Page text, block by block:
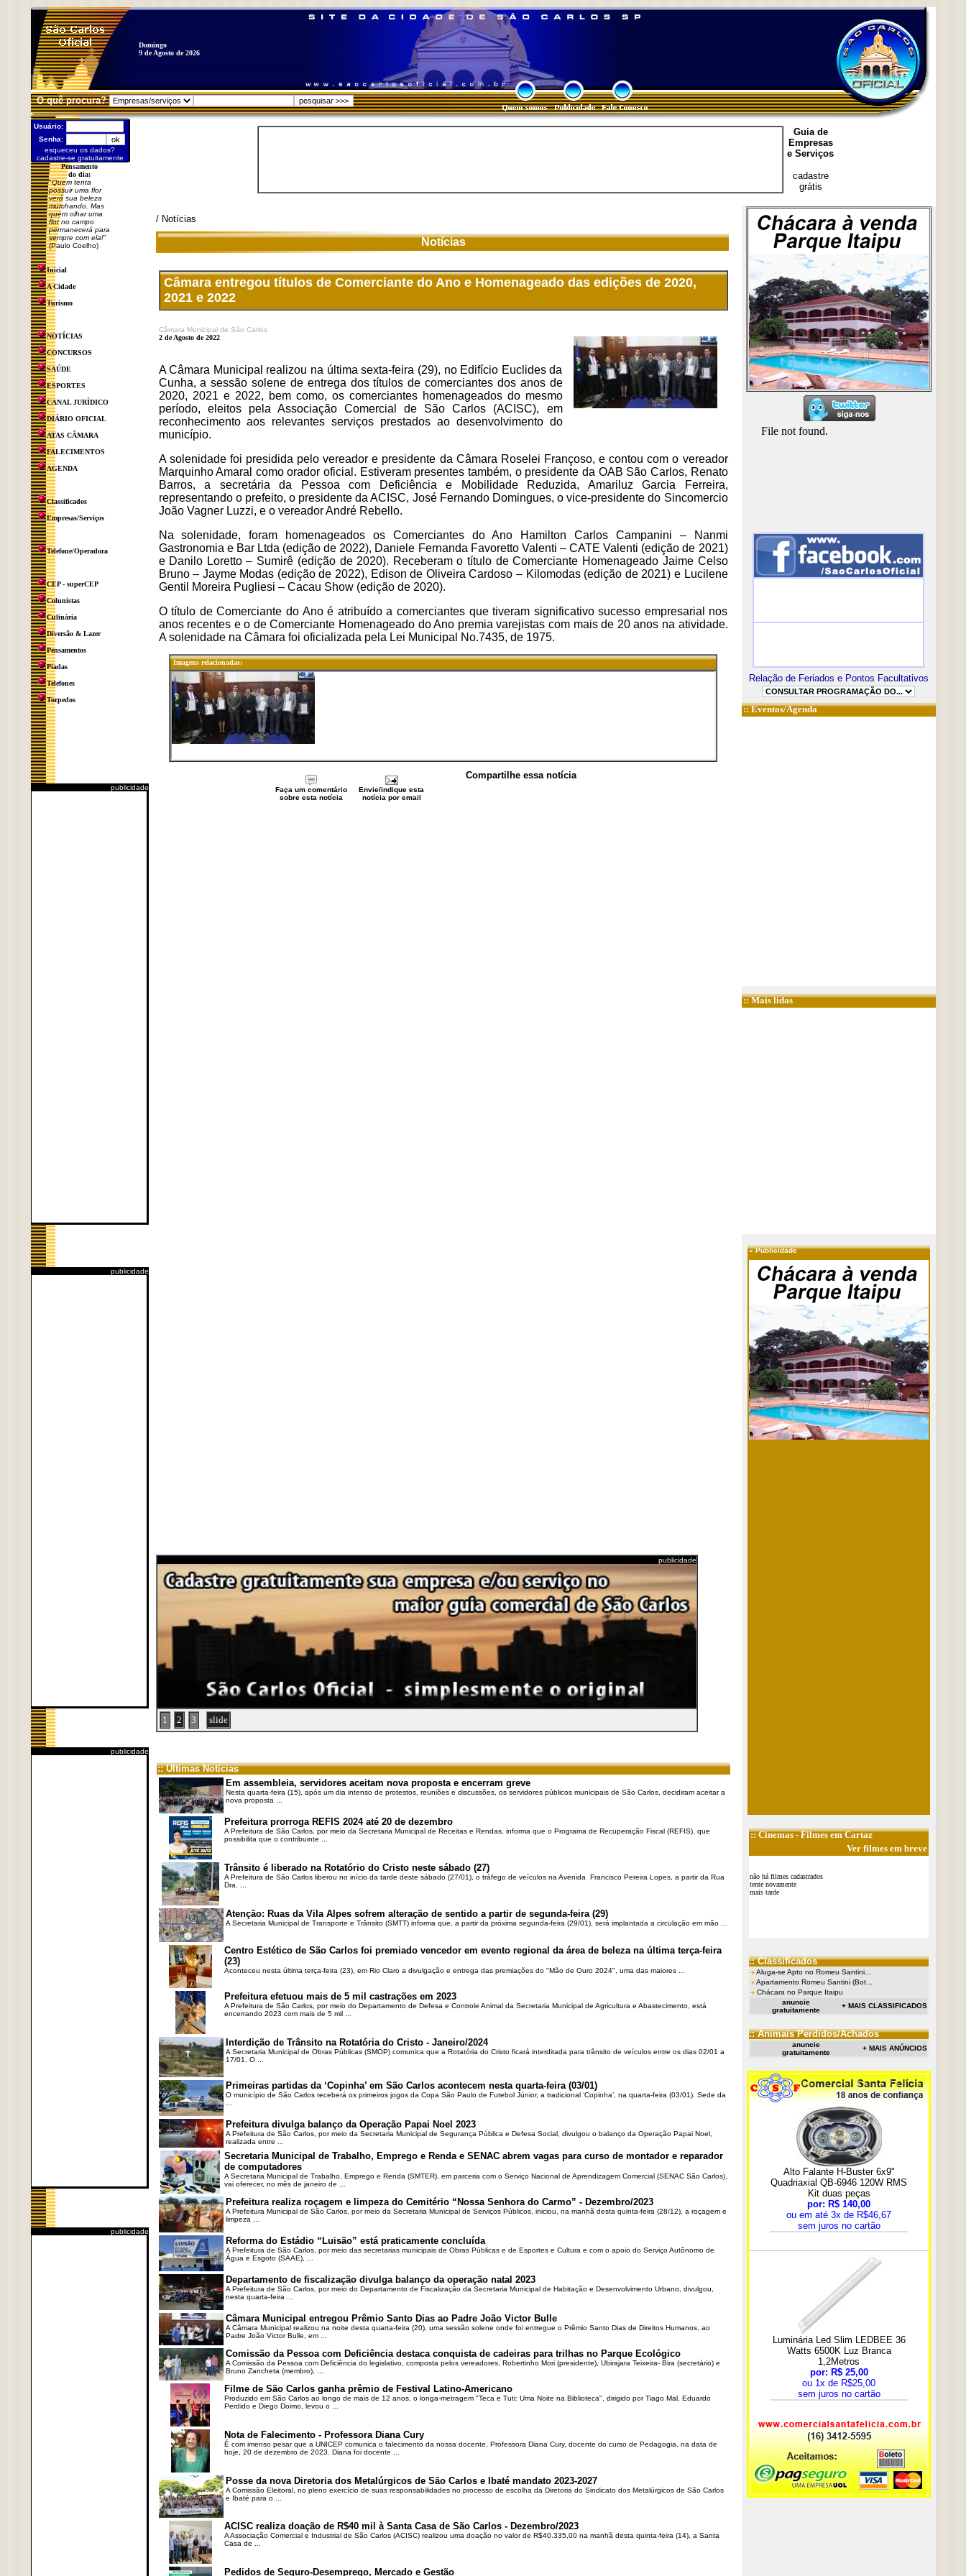
Domingo
9 de Agosto de 2026
O quê procura?
Usuário:
Senha:
esqueceu os dados?
cadastre-se gratuitamente
Pensamento
do dia:
"Quem tenta
possuir uma flor
verá sua beleza
murchando. Mas
quem olhar uma
flor no campo
permanecerá para
sempre com ela!"
(Paulo Coelho)
Inicial
A Cidade
Turismo
NOTÍCIAS
CONCURSOS
SAÚDE
ESPORTES
CANAL JURÍDICO
DIÁRIO OFICIAL
ATAS CÂMARA
FALECIMENTOS
AGENDA
Classificados
Empresas/Serviços
Telefone/Operadora
CEP - superCEP
Colunistas
Culinária
Diversão & Lazer
Pensamentos
Piadas
Telefones
Torpedos
publicidade
publicidade
publicidade
publicidade
Guia de
Empresas
e Serviços
cadastre
grátis
/ Notícias
Notícias
Câmara entregou títulos de Comerciante do Ano e Homenageado das edições de 2020,
2021 e 2022
Câmara Municipal de São Carlos
2 de Agosto de 2022
A Câmara Municipal realizou na última sexta-feira (29), no Edifício Euclides da
Cunha, a sessão solene de entrega dos títulos de comerciantes dos anos de
2020, 2021 e 2022, bem como, os comerciantes homenageados do mesmo
período, eleitos pela Associação Comercial de São Carlos (ACISC), em
reconhecimento aos relevantes serviços prestados ao desenvolvimento do
município.
A solenidade foi presidida pelo vereador e presidente da Câmara Roselei Françoso, e contou com o vereador
Marquinho Amaral como orador oficial. Estiveram presentes também, o presidente da OAB São Carlos, Renato
Barros, a secretária da Pessoa com Deficiência e Mobilidade Reduzida, Amariluz Garcia Ferreira,
representando o prefeito, o presidente da ACISC, José Fernando Domingues, o vice-presidente do Sincomercio
João Vagner Luzzi, e o vereador André Rebello.
Na solenidade, foram homenageados os Comerciantes do Ano Hamilton Carlos Campanini – Nanmi
Gastronomia e Bar Ltda (edição de 2022), Daniele Fernanda Favoretto Valenti – CATE Valenti (edição de 2021)
e Danilo Loretto – Sumirê (edição de 2020). Receberam o título de Comerciante Homenageado Jaime Celso
Bruno – Jayme Modas (edição de 2022), Edison de Oliveira Cardoso – Kilomodas (edição de 2021) e Lucilene
Gentil Moreira Pugliesi – Cacau Show (edição de 2020).
O título de Comerciante do Ano é atribuído a comerciantes que tiveram significativo sucesso empresarial nos
anos recentes e o de Comerciante Homenageado do Ano premia varejistas com mais de 20 anos na atividade.
A solenidade na Câmara foi oficializada pela Lei Municipal No.7435, de 1975.
Imagens relacionadas:
Compartilhe essa notícia
Faça um comentário
sobre esta notícia
Envie/indique esta
notícia por email
publicidade
1 2 3 slide
:: Últimas Notícias
Em assembleia, servidores aceitam nova proposta e encerram greve
Nesta quarta-feira (15), após um dia intenso de protestos, reuniões e discussões, os servidores públicos municipais de São Carlos, decidiram aceitar a
nova proposta ...
Prefeitura prorroga REFIS 2024 até 20 de dezembro
A Prefeitura de São Carlos, por meio da Secretaria Municipal de Receitas e Rendas, informa que o Programa de Recuperação Fiscal (REFIS), que
possibilita que o contribuinte ...
Trânsito é liberado na Rotatório do Cristo neste sábado (27)
A Prefeitura de São Carlos liberou no início da tarde deste sábado (27/01), o tráfego de veículos na Avenida Francisco Pereira Lopes, a partir da Rua
Dra. ...
Atenção: Ruas da Vila Alpes sofrem alteração de sentido a partir de segunda-feira (29)
A Secretaria Municipal de Transporte e Trânsito (SMTT) informa que, a partir da próxima segunda-feira (29/01), será implantada a circulação em mão ...
Centro Estético de São Carlos foi premiado vencedor em evento regional da área de beleza na última terça-feira
(23)
Aconteceu nesta última terça-feira (23), em Rio Claro a divulgação e entrega das premiações do "Mão de Ouro 2024", uma das maiores ...
Prefeitura efetuou mais de 5 mil castrações em 2023
A Prefeitura de São Carlos, por meio do Departamento de Defesa e Controle Animal da Secretaria Municipal de Agricultura e Abastecimento, está
encerrando 2023 com mais de 5 mil ...
Interdição de Trânsito na Rotatória do Cristo - Janeiro/2024
A Secretaria Municipal de Obras Públicas (SMOP) comunica que a Rotatória do Cristo ficará interditada para trânsito de veículos entre os dias 02/01 a
17/01. O ...
Primeiras partidas da ‘Copinha’ em São Carlos acontecem nesta quarta-feira (03/01)
O município de São Carlos receberá os primeiros jogos da Copa São Paulo de Futebol Júnior, a tradicional ‘Copinha’, na quarta-feira (03/01). Sede da
Prefeitura divulga balanço da Operação Papai Noel 2023
A Prefeitura de São Carlos, por meio da Secretaria Municipal de Segurança Pública e Defesa Social, divulgou o balanço da Operação Papai Noel,
realizada entre ...
Secretaria Municipal de Trabalho, Emprego e Renda e SENAC abrem vagas para curso de montador e reparador
de computadores
A Secretaria Municipal de Trabalho, Emprego e Renda (SMTER), em parceria com o Serviço Nacional de Aprendizagem Comercial (SENAC São Carlos),
vai oferecer, no mês de janeiro de ...
Prefeitura realiza roçagem e limpeza do Cemitério “Nossa Senhora do Carmo” - Dezembro/2023
A Prefeitura Municipal de São Carlos, por meio da Secretaria Municipal de Serviços Públicos, iniciou, na manhã desta quinta-feira (28/12), a roçagem e
limpeza ...
Reforma do Estádio “Luisão” está praticamente concluída
A Prefeitura de São Carlos, por meio das secretarias municipais de Obras Públicas e de Esportes e Cultura e com o apoio do Serviço Autônomo de
Água e Esgoto (SAAE), ...
Departamento de fiscalização divulga balanço da operação natal 2023
A Prefeitura de São Carlos, por meio do Departamento de Fiscalização da Secretaria Municipal de Habitação e Desenvolvimento Urbano, divulgou,
nesta quarta-feira ...
Câmara Municipal entregou Prêmio Santo Dias ao Padre João Victor Bulle
A Câmara Municipal realizou na noite desta quarta-feira (20), uma sessão solene onde foi entregue o Prêmio Santo Dias de Direitos Humanos, ao
Padre João Victor Bulle, em ...
Comissão da Pessoa com Deficiência destaca conquista de cadeiras para trilhas no Parque Ecológico
A Comissão da Pessoa com Deficiência do legislativo, composta pelos vereadores, Robertinho Mori (presidente), Ubirajara Teixeira- Bira (secretário) e
Bruno Zancheta (membro), ...
Filme de São Carlos ganha prêmio de Festival Latino-Americano
Produzido em São Carlos ao longo de mais de 12 anos, o longa-metragem "Teca e Tuti: Uma Noite na Biblioteca", dirigido por Tiago Mal, Eduardo
Perdido e Diego Doimo, levou o ...
Nota de Falecimento - Professora Diana Cury
É com imenso pesar que a UNICEP comunica o falecimento da nossa docente, Professora Diana Cury, docente do curso de Pedagogia, na data de
hoje, 20 de dezembro de 2023. Diana foi docente ...
Posse da nova Diretoria dos Metalúrgicos de São Carlos e Ibaté mandato 2023-2027
A Comissão Eleitoral, no pleno exercício de suas responsabilidades no processo de escolha da Diretoria do Sindicato dos Metalúrgicos de São Carlos
e Ibaté para o ...
ACISC realiza doação de R$40 mil à Santa Casa de São Carlos - Dezembro/2023
A Associação Comercial e Industrial de São Carlos (ACISC) realizou uma doação no valor de R$40.335,00 na manhã desta quinta-feira (14), a Santa
Casa de ...
Pedidos de Seguro-Desemprego, Mercado e Gestão
Relação de Feriados e Pontos Facultativos
::Eventos/Agenda
:: Mais lidas
»Publicidade
::Cinemas- Filmes em Cartaz
Ver filmes em breve
não há filmes cadastrados
tente novamente
mais tarde
:: Classificados
Aluga-se Apto no Romeu Santini...
Apartamento Romeu Santini (Bot...
Chácara no Parque Itaipu
anuncie
gratuitamente
+ MAIS CLASSIFICADOS
:: Animais Perdidos/Achados
anuncie
gratuitamente
+ MAIS ANÚNCIOS